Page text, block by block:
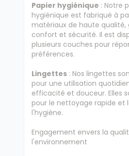
Papier hygiénique : Notre
hygiénique est fabriqué à
matériaux de haute qualité,
confort et sécurité. Il est
plusieurs couches pour
préférences.
Lingettes : Nos lingettes
pour une utilisation
efficacité et douceur. Elles
pour le nettoyage rapide et
l'hygiène.
Engagement envers la
l'environnement